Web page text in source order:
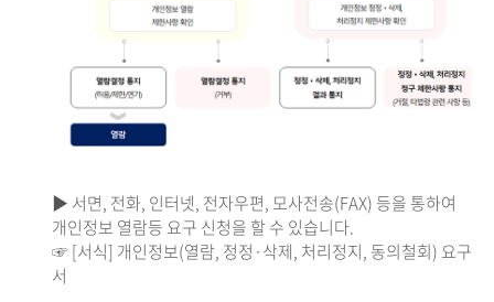
▶ 서면, 전화, 인터넷, 전자우편, 모사전송(FAX) 등을 통하여
개인정보 열람등 요구 신청을 할 수 있습니다.
☞ [서식] 개인정보(열람, 정정·삭제, 처리정지, 동의철회) 요구
서